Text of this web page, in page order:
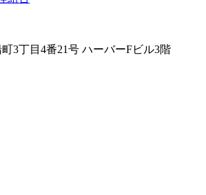
3丁目4番21号 ハーバーFビル3階